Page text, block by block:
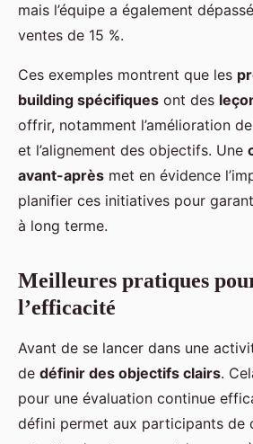
mais l’équipe a également
ventes de 15 %.
Ces exemples montrent que les
building spécifiques ont des
offrir, notamment l’amélioration
et l’alignement des objectifs. Une
avant-après met en évidence
planifier ces initiatives pour
à long terme.
Meilleures pratiques
l’efficacité
Avant de se lancer dans une
de définir des objectifs clairs.
pour une évaluation continue
défini permet aux participants de